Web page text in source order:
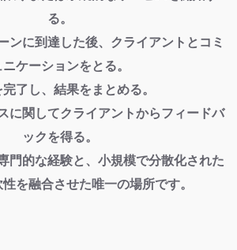
る。
ンに到達した後、クライアントとコミ
ニケーションをとる。
了し、結果をまとめる。
に関してクライアントからフィードバ
ックを得る。
門的な経験と、小規模で分散化された
を融合させた唯一の場所です。